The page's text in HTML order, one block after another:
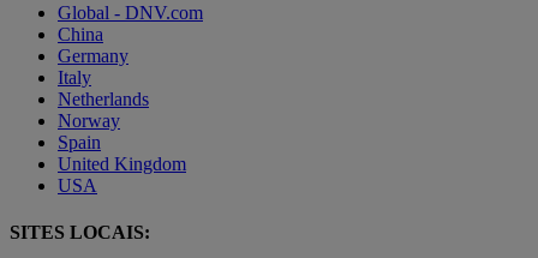
Global - DNV.com
China
Germany
Italy
Netherlands
Norway
Spain
United Kingdom
USA
SITES LOCAIS: